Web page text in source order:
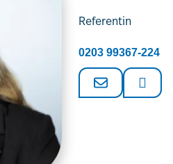
Referentin
0203 99367-224